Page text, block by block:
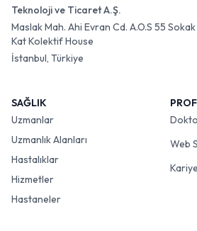
Teknoloji ve Ticaret A.Ş.
Maslak Mah. Ahi Evran Cd. A.O.S 55
Kat Kolektif House
İstanbul, Türkiye
SAĞLIK
Uzmanlar
Uzmanlık Alanları
Hastalıklar
Hizmetler
Hastaneler
Web